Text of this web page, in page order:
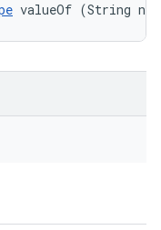
valueOf (String